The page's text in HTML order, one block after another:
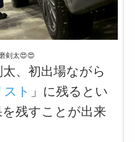
剣太😍😍
、初出場ながら
ト 」に残るとい
残すことが出来